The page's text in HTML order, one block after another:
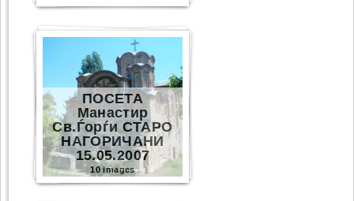
ПОСЕТА
Манастир
Св.Ѓорѓи СТАРО
НАГОРИЧАНИ
15.05.2007
10 images